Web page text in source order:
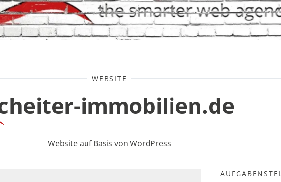
WEBSITE
immobilien.de
Website auf Basis von WordPress